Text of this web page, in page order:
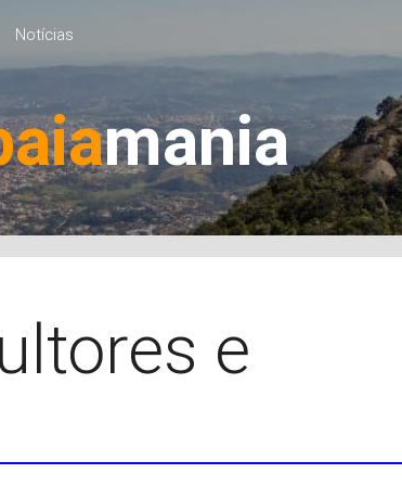
Notícias
mania
e